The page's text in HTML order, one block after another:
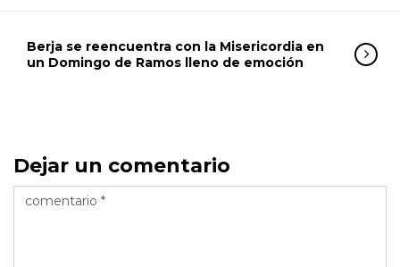
Berja se reencuentra con la Misericordia en
un Domingo de Ramos lleno de emoción
Dejar un comentario